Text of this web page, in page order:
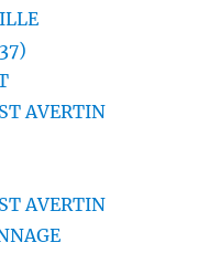
AVERTIN
AVERTIN